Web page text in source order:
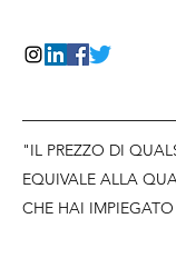
"IL PREZZO DI
EQUIVALE ALLA
CHE HAI